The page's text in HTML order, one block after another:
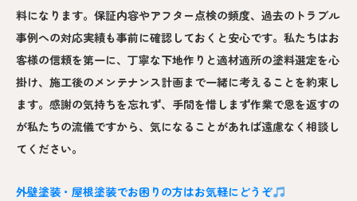
料になります。保証内容やアフター点検の頻度、過去のトラブル
事例への対応実績も事前に確認しておくと安心です。私たちはお
客様の信頼を第一に、丁寧な下地作りと適材適所の塗料選定を心
掛け、施工後のメンテナンス計画まで一緒に考えることを約束し
ます。感謝の気持ちを忘れず、手間を惜しまず作業で恩を返すの
が私たちの流儀ですから、気になることがあれば遠慮なく相談し
てください。
外壁塗装・屋根塗装でお困りの方はお気軽にどうぞ